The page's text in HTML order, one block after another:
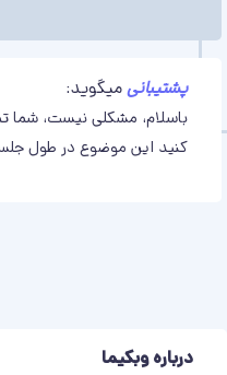
پشتیبانیمیگوید:
باسلام، مشکلی نیست، شما
کنید این موضوع در طول
درباره وبکیما